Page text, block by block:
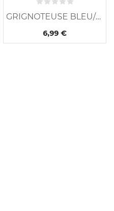
GRIGNOTEUSE BLEU/VERT
6,99 €